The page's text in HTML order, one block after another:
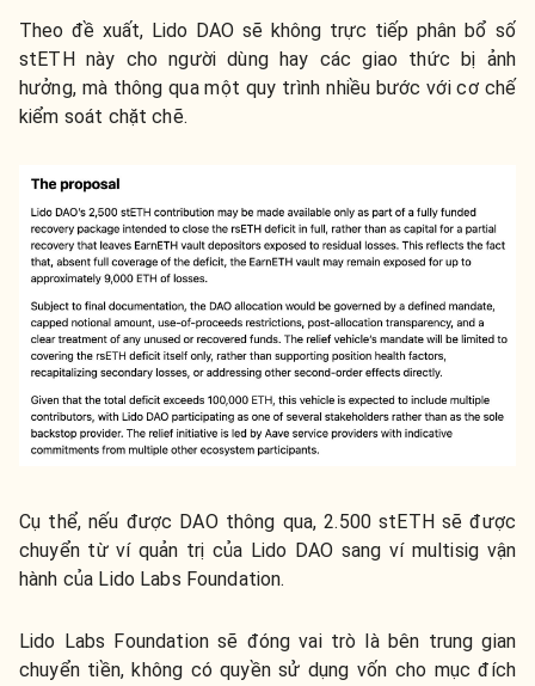
Theo đề xuất, Lido DAO sẽ không trực tiếp phân bổ số
stETH này cho người dùng hay các giao thức bị ảnh
hưởng, mà thông qua một quy trình nhiều bước với cơ chế
kiểm soát chặt chẽ.
Cụ thể, nếu được DAO thông qua, 2.500 stETH sẽ được
chuyển từ ví quản trị của Lido DAO sang ví multisig vận
hành của Lido Labs Foundation.
Lido Labs Foundation sẽ đóng vai trò là bên trung gian
chuyển tiền, không có quyền sử dụng vốn cho mục đích